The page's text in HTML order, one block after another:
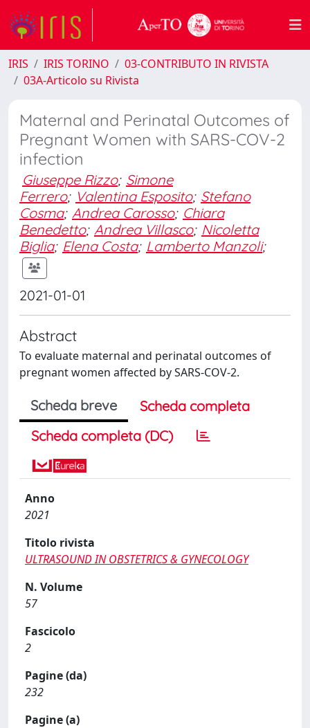
IRIS IRIS TORINO
03-CONTRIBUTO IN RIVISTA
03A-Articolo su Rivista
Maternal and Perinatal Outcomes of
Pregnant Women with SARS-COV-2
infection
Giuseppe Rizzo; Simone
Ferrero; Valentina Esposito; Stefano
Cosma; Andrea Carosso; Chiara
Benedetto; Andrea Villasco; Nicoletta
Biglia; Elena Costa; Lamberto Manzoli;
2021-01-01
Abstract
To evaluate maternal and perinatal outcomes of
pregnant women affected by SARS-COV-2.
Scheda breve
Scheda completa
Scheda completa (DC)
Anno
2021
Titolo rivista
ULTRASOUND IN OBSTETRICS & GYNECOLOGY
N. Volume
57
Fascicolo
2
Pagine (da)
232
Pagine (a)